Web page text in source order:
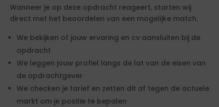
Wanneer je op deze opdracht reageert, starten wij
direct met het beoordelen van een mogelijke match.
We bekijken of jouw ervaring en cv aansluiten bij de
opdracht
We leggen jouw profiel langs de lat van de eisen van
de opdrachtgever
We checken je tarief en zetten dit af tegen de actuele
markt om je positie te bepalen